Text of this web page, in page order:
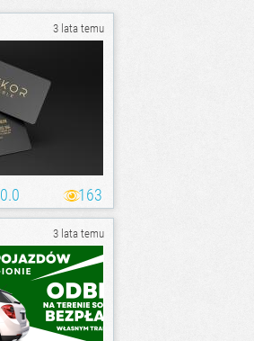
3 lata temu
0.0 163
3 lata temu